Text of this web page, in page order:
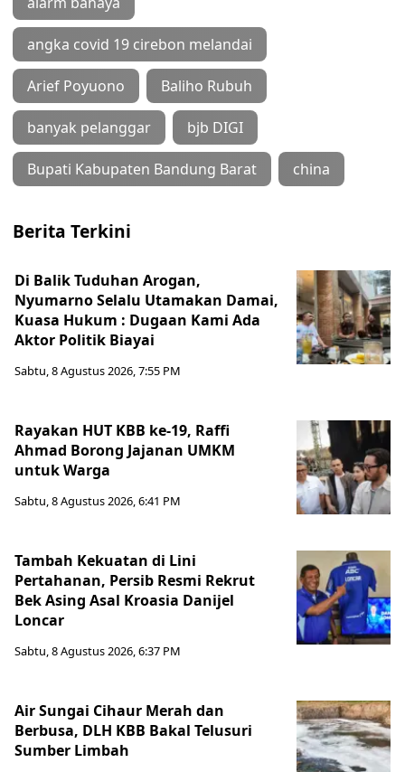
angka covid 19 cirebon melandai
Arief Poyuono Baliho Rubuh
banyak pelanggar bjb DIGI
Bupati Kabupaten Bandung Barat china
Berita Terkini
Di Balik Tuduhan Arogan,
Nyumarno Selalu Utamakan Damai,
Kuasa Hukum : Dugaan Kami Ada
Aktor Politik Biayai
Sabtu, 8 Agustus 2026, 7:55 PM
Rayakan HUT KBB ke-19, Raffi
Ahmad Borong Jajanan UMKM
untuk Warga
Sabtu, 8 Agustus 2026, 6:41 PM
Tambah Kekuatan di Lini
Pertahanan, Persib Resmi Rekrut
Bek Asing Asal Kroasia Danijel
Loncar
Sabtu, 8 Agustus 2026, 6:37 PM
Air Sungai Cihaur Merah dan
Berbusa, DLH KBB Bakal Telusuri
Sumber Limbah